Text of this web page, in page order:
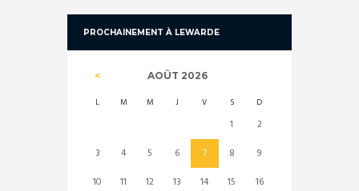
PROCHAINEMENT À LEWARDE
AOÛT 2026
L M M J V S D
1
2
3
4 5 6 7 8
9
10
11 12 13 14 15
16